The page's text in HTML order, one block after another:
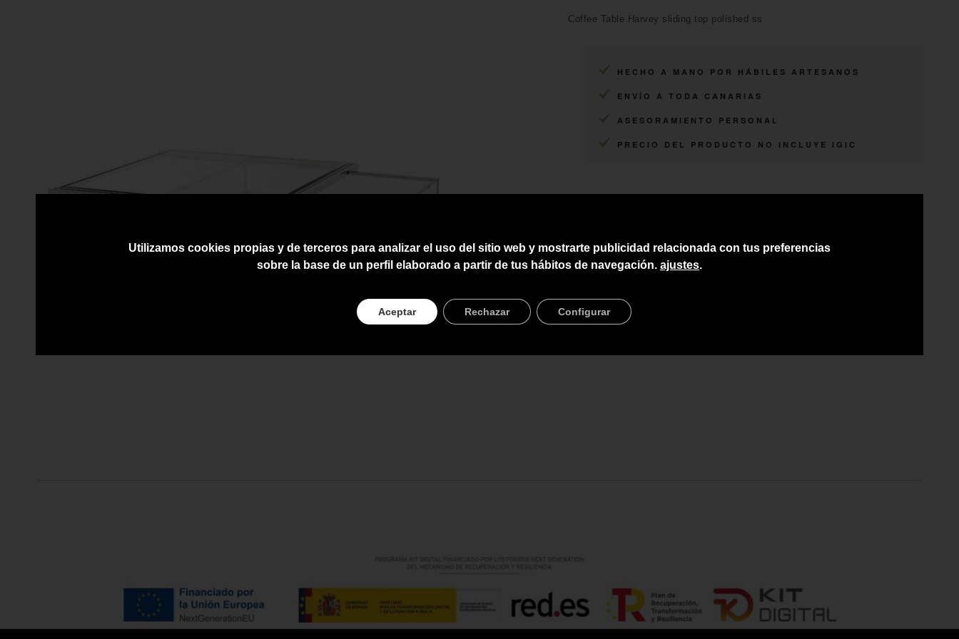
Coffee Table Harvey sliding top polished ss
HECHO A MANO POR HÁBILES ARTESANOS
ENVÍO A TODA CANARIAS
ASESORAMIENTO PERSONAL
PRECIO DEL PRODUCTO NO INCLUYE IGIC
Utilizamos cookies propias y de terceros para analizar el uso del sitio web y mostrarte publicidad relacionada con tus preferencias
sobre la base de un perfil elaborado a partir de tus hábitos de navegación. ajustes.
Aceptar Rechazar Configurar